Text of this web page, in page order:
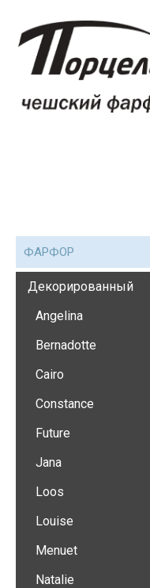
ФАРФОР
Декорированный
Angelina
Bernadotte
Cairo
Constance
Future
Jana
Loos
Louise
Menuet
Natalie